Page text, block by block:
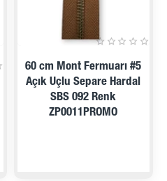
İNDIRIMDE
ÖN SIPARIŞ
60 cm Mont Fermuarı #5
Açık Uçlu Separe Hardal
SBS 092 Renk
ZP0011PROMO